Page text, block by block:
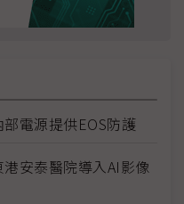
電源提供EOS防護
安泰醫院導入AI影像